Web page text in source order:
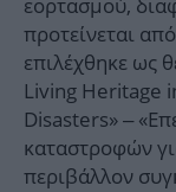
εορτασμού,
προτείνεται
επιλέχθηκε ως
Living Heritage
Disasters» –
καταστροφών
περιβάλλον